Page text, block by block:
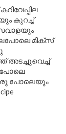
കുറച്ച്
സവാളയും
മിക്സ്
അടച്ചുവെച്ച്
പോലെയും